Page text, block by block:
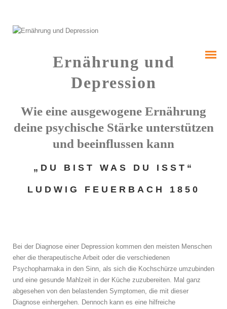
Deine ersten Schritte
Therapiemethoden
Traumatherapie Hannover
Honorar
Ernährung und
Depression
Wie eine ausgewogene Ernährung
deine psychische Stärke unterstützen
und beeinflussen kann
„DU BIST WAS DU ISST“
LUDWIG FEUERBACH 1850
Bei der Diagnose einer Depression kommen den meisten Menschen
eher die therapeutische Arbeit oder die verschiedenen
Psychopharmaka in den Sinn, als sich die Kochschürze umzubinden
und eine gesunde Mahlzeit in der Küche zuzubereiten. Mal ganz
abgesehen von den belastenden Symptomen, die mit dieser
Diagnose einhergehen. Dennoch kann es eine hilfreiche